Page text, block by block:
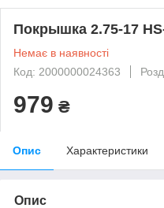
Покрышка 2.75-17
Немає в наявності
Код: 2000000024363
979 ₴
Опис Характеристики
Опис